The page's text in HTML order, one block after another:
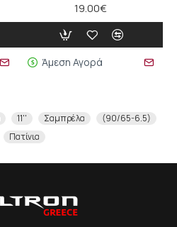
19.00€
Άμεση Αγορά
11'' Σαμπρέλα
(90/65-6.5)
Πατίνια